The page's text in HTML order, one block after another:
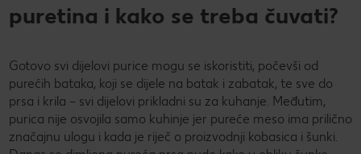
puretina i kako se treba čuvati?
Gotovo svi dijelovi purice mogu se iskoristiti, počevši od
purećih bataka, koji se dijele na batak i zabatak, te sve do
prsa i krila – svi dijelovi prikladni su za kuhanje. Međutim,
purica nije osvojila samo kuhinje jer pureće meso ima prilično
značajnu ulogu i kada je riječ o proizvodnji kobasica i šunki.